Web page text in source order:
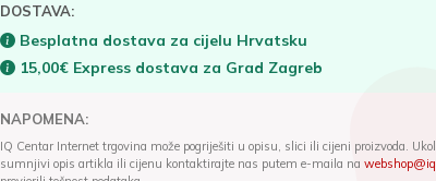
DOSTAVA:
Besplatna dostava za cijelu Hrvatsku
15,00€ Express dostava za Grad Zagreb
NAPOMENA:
IQ Centar Internet trgovina može pogriješiti u opisu, slici ili cijeni proizvoda.
sumnjivi opis artikla ili cijenu kontaktirajte nas putem e-maila na